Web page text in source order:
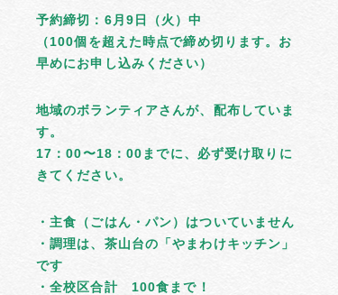
予約締切：6月9日（火）中
（100個を超えた時点で締め切ります。お
早めにお申し込みください）
地域のボランティアさんが、配布していま
す。
17：00〜18：00までに、必ず受け取りに
きてください。
・主食（ごはん・パン）はついていません
・調理は、茶山台の「やまわけキッチン」
です
・全校区合計 100食まで！